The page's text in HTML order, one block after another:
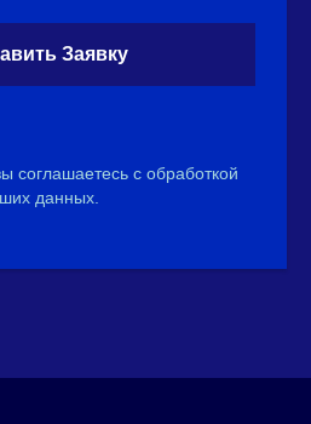
Заявку
соглашаетесь с обработкой
данных.